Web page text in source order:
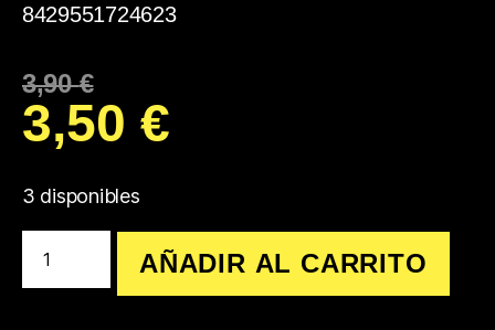
8429551724623
3,90€
3,50 €
3 disponibles
AÑADIR AL CARRITO